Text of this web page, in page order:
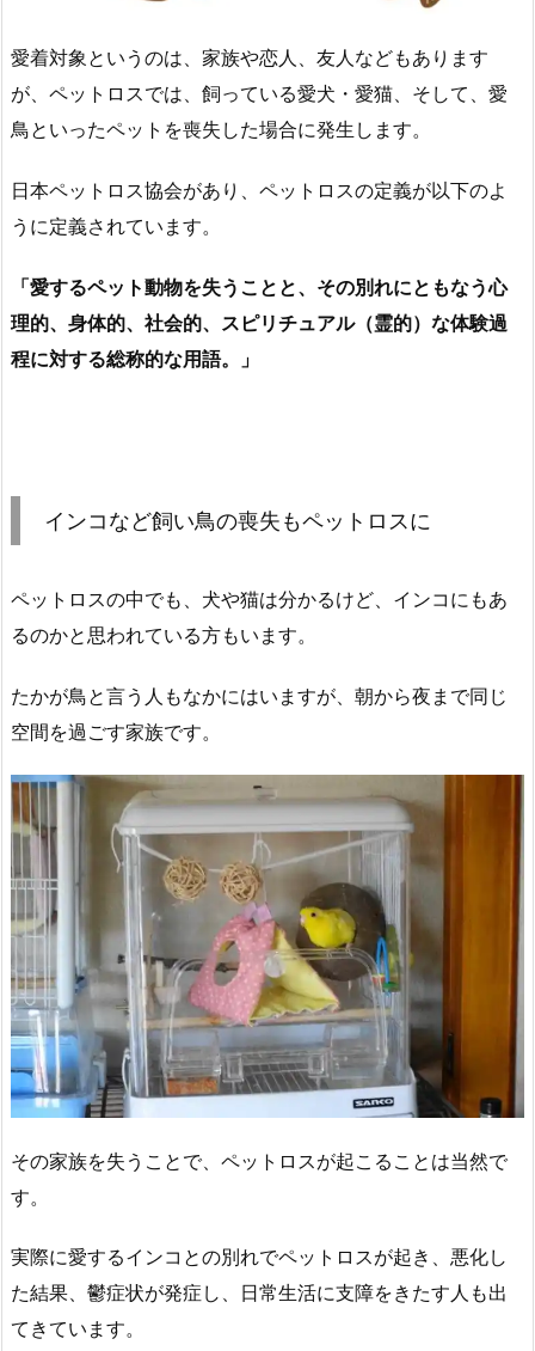
愛着対象というのは、家族や恋人、友人などもあります
が、ペットロスでは、飼っている愛犬・愛猫、そして、愛
鳥といったペットを喪失した場合に発生します。
日本ペットロス協会があり、ペットロスの定義が以下のよ
うに定義されています。
「愛するペット動物を失うことと、その別れにともなう心
理的、身体的、社会的、スピリチュアル（霊的）な体験過
程に対する総称的な用語。」
インコなど飼い鳥の喪失もペットロスに
ペットロスの中でも、犬や猫は分かるけど、インコにもあ
るのかと思われている方もいます。
たかが鳥と言う人もなかにはいますが、朝から夜まで同じ
空間を過ごす家族です。
その家族を失うことで、ペットロスが起こることは当然で
す。
実際に愛するインコとの別れでペットロスが起き、悪化し
た結果、鬱症状が発症し、日常生活に支障をきたす人も出
てきてい ます。